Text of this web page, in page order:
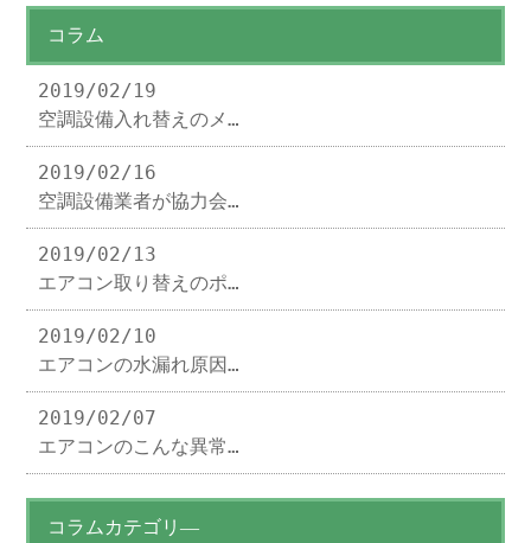
コラム
2019/02/19
空調設備入れ替えのメ…
2019/02/16
空調設備業者が協力会…
2019/02/13
エアコン取り替えのポ…
2019/02/10
エアコンの水漏れ原因…
2019/02/07
エアコンのこんな異常…
コラムカテゴリ―